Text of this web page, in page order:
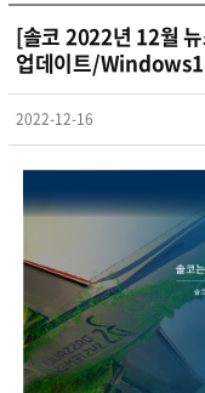
[솔코 2022년 12월
업데이트/
2022-12-16